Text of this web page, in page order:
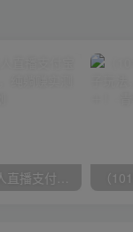
（9934期）24h无人直播支付宝项目，最新带货玩法，纯躺赚实测日入500+